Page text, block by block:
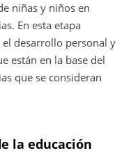
niñas y niños en
En esta etapa
el desarrollo personal y
están en la base del
que se consideran
la educación